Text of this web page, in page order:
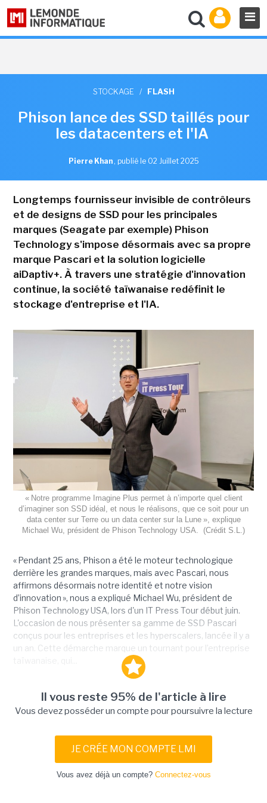
STOCKAGE / FLASH
Phison lance des SSD taillés pour
les datacenters et l'IA
Pierre Khan , publié le 02 Juillet 2025
Longtemps fournisseur invisible de contrôleurs
et de designs de SSD pour les principales
marques (Seagate par exemple) Phison
Technology s'impose désormais avec sa propre
marque Pascari et la solution logicielle
aiDaptiv+. À travers une stratégie d'innovation
continue, la société taïwanaise redéfinit le
stockage d'entreprise et l'IA.
« Notre programme Imagine Plus permet à n’importe quel client
d’imaginer son SSD idéal, et nous le réalisons, que ce soit pour un
data center sur Terre ou un data center sur la Lune », explique
Michael Wu, président de Phison Technology USA. (Crédit S.L.)
« Pendant 25 ans, Phison a été le moteur technologique
derrière les grandes marques, mais avec Pascari, nous
affirmons désormais notre identité et notre vision
d’innovation », nous a expliqué Michael Wu, président de
Phison Technology USA, lors d'un IT Press Tour début juin.
L'occasion de nous présenter sa gamme de SSD Pascari
conçus pour les entreprises et les hyperscalers, lancée il y a
un an. Cette démarche marque un tournant pour l’entreprise
Il vous reste 95% de l'article à lire
Vous devez posséder un compte pour poursuivre la lecture
JE CRÉE MON COMPTE LMI
Vous avez déjà un compte? Connectez-vous